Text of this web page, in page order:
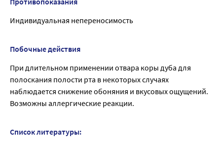
Индивидуальная непереносимость
Побочные действия
При длительном применении отвара коры дуба для
полоскания полости рта в некоторых случаях
наблюдается снижение обоняния и вкусовых ощущений.
Возможны аллергические реакции.
Список литературы: